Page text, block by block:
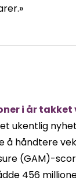
i år
ukentlig
å håndtere
(GAM)-
456